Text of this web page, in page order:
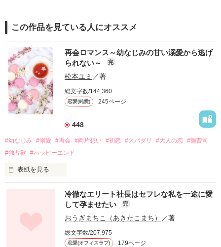
この作品を見ている人にオススメ
再会ロマンス～幼なじみの甘い溺愛から逃げ
られない～
完
松本ユミ ／著
総文字数/144,360
恋愛(純愛) 245ページ
448
#幼なじみ #溺愛 #再会 #両片想い #初恋 #スパダリ #大人の恋 #御曹司
#独占欲
#ハッピーエンド
表紙を見る
幼なじみの哲平に淡い恋心を抱いていた美桜。
しかし、ある出来事をきっかけに二人の関係は壊れてしまう。
関係修復もできないまま、美桜は両親の離婚によって
引っ越すことになり、哲平とも離れ離れになった。
冷徹なエリート社長はセフレな私を一途に愛
して孕ませたい
完
おうぎまちこ（あきたこまち） ／著
総文字数/207,975
恋愛(オフィスラブ) 179ページ